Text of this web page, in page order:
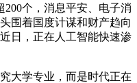
个，消息平安、电子消
围着国度计谋和财产趋向
日，正在人工智能快速渗
学专业，而是时代正在